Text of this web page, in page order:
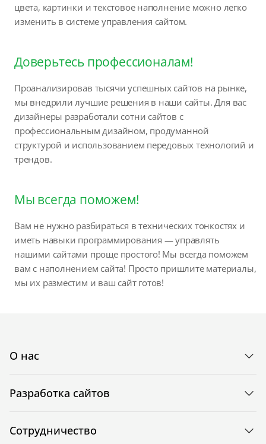
цвета, картинки и текстовое наполнение можно легко
изменить в системе управления сайтом.
Доверьтесь профессионалам!
Проанализировав тысячи успешных сайтов на рынке,
мы внедрили лучшие решения в наши сайты. Для вас
дизайнеры разработали сотни сайтов с
профессиональным дизайном, продуманной
структурой и использованием передовых технологий и
трендов.
Мы всегда поможем!
Вам не нужно разбираться в технических тонкостях и
иметь навыки программирования — управлять
нашими сайтами проще простого! Мы всегда поможем
вам с наполнением сайта! Просто пришлите материалы,
мы их разместим и ваш сайт готов!
О нас
Разработка сайтов
Сотрудничество